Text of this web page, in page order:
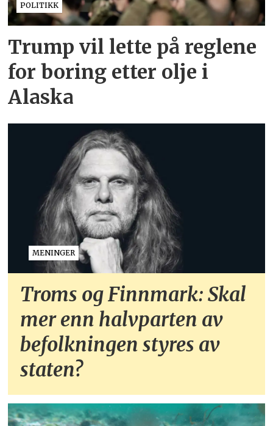
POLITIKK
Trump vil lette på reglene
for boring etter olje i
Alaska
MENINGER
Troms og Finnmark: Skal
mer enn halvparten av
befolkningen styres av
staten?